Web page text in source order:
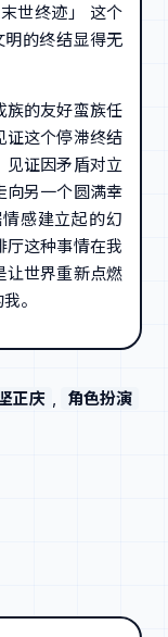
世终迹」 这个
的终结显得无
族的友好蛮族任
证这个停滞终结
见证因矛盾对立
向另一个圆满幸
感建立起的幻
厅这种事情在我
让世界重新点燃
。
正庆 , 角色扮演